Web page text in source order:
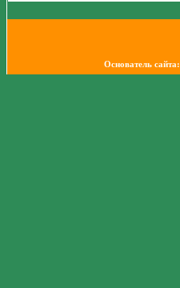
Основатель сайта: